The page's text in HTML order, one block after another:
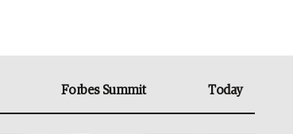
Forbes Summit Today